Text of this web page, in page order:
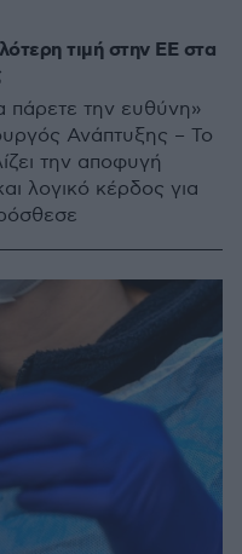
τιμή στην ΕΕ στα
πάρετε την ευθύνη»
Ανάπτυξης – Το
την αποφυγή
λογικό κέρδος για